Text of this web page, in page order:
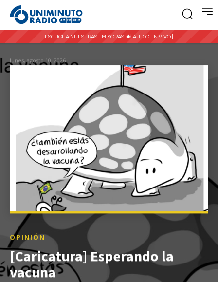
ESCUCHA NUESTRAS EMISORAS: 🔊 AUDIO EN VIVO |
lunes, agosto 10, 2026
OPINIÓN
[Caricatura] Esperando la
vacuna